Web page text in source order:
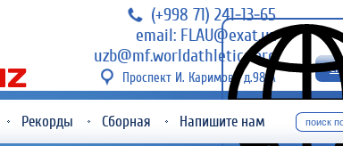
(+998 71) 241-13-65
email: FLAU@exat.uz
uzb@mf.worldathletics.org
Проспект И. Каримова д.98 А
Рекорды Сборная Напишите нам